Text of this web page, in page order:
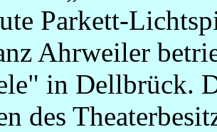
Parkett-
Ahrweiler
in Dellbrück.
des